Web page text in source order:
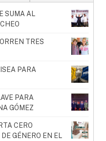
SUMA AL
TRES
PARA
PARA
GÓMEZ
CERO
GÉNERO EN EL